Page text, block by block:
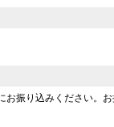
お振り込みください。お